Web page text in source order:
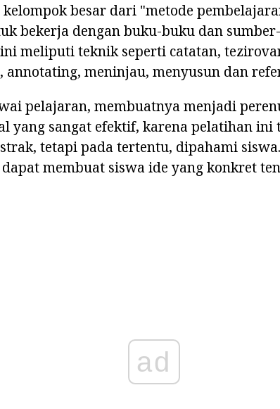
besar dari "metode
bekerja dengan buku-buku dan
meliputi teknik seperti catatan,
annotating, meninjau, menyusun dan
pelajaran, membuatnya menjadi
yang sangat efektif, karena pelatihan
tetapi pada tertentu, dipahami
membuat siswa ide yang konkret
ad